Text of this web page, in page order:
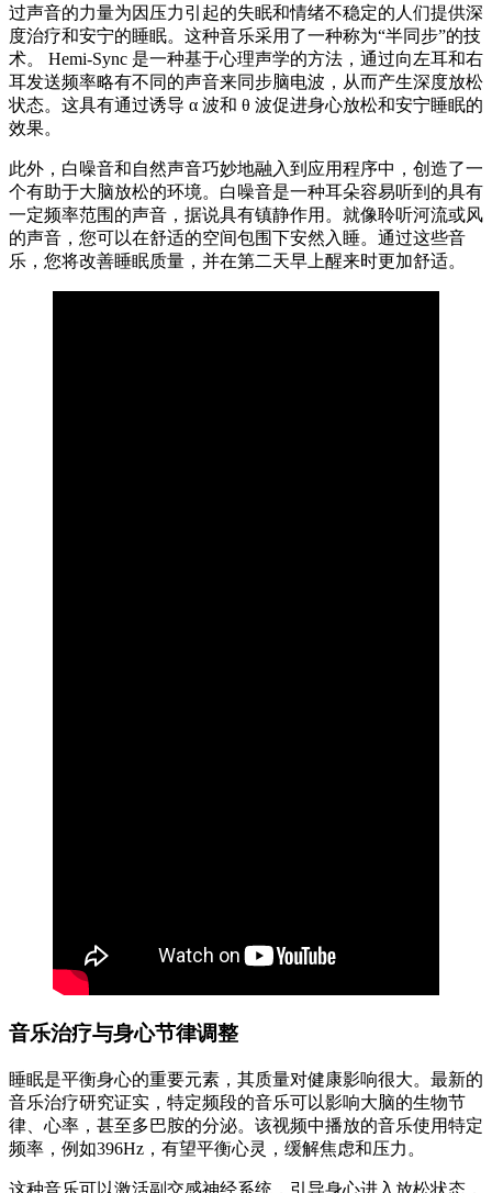
过声音的力量为因压力引起的失眠和情绪不稳定的人们提供深
度治疗和安宁的睡眠。这种音乐采用了一种称为“半同步”的技
术。 Hemi-Sync 是一种基于心理声学的方法，通过向左耳和右
耳发送频率略有不同的声音来同步脑电波，从而产生深度放松
状态。这具有通过诱导 α 波和 θ 波促进身心放松和安宁睡眠的
效果。
此外，白噪音和自然声音巧妙地融入到应用程序中，创造了一
个有助于大脑放松的环境。白噪音是一种耳朵容易听到的具有
一定频率范围的声音，据说具有镇静作用。就像聆听河流或风
的声音，您可以在舒适的空间包围下安然入睡。通过这些音
乐，您将改善睡眠质量，并在第二天早上醒来时更加舒适。
音乐治疗与身心节律调整
睡眠是平衡身心的重要元素，其质量对健康影响很大。最新的
音乐治疗研究证实，特定频段的音乐可以影响大脑的生物节
律、心率，甚至多巴胺的分泌。该视频中播放的音乐使用特定
频率，例如396Hz，有望平衡心灵，缓解焦虑和压力。
这种音乐可以激活副交感神经系统，引导身心进入放松状态，